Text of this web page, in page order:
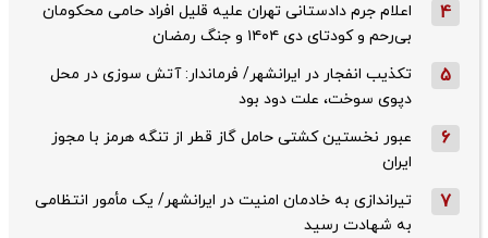
4
اعلام جرم دادستانی تهران علیه قلیل افراد حامی محکومان
بی‌رحم و کودتای دی‌ ۱۴۰۴ و جنگ رمضان
5
تکذیب ‌انفجار در ایرانشهر/ فرماندار: آتش سوزی در محل
دپوی سوخت، علت دود بود
6
عبور نخستین کشتی حامل گاز قطر از تنگه هرمز با مجوز
ایران
7
تیراندازی به خادمان امنیت در ایرانشهر/ یک مأمور انتظامی
به شهادت رسید